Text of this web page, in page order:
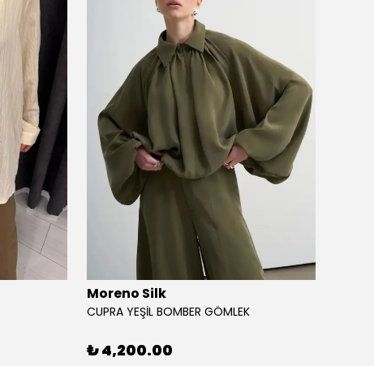
Moreno Silk
CUPRA YEŞİL BOMBER GÖMLEK
₺ 4,200.00